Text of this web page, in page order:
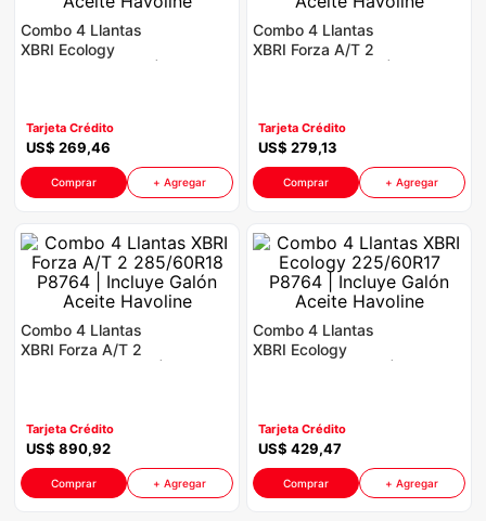
Combo 4 Llantas
XBRI Ecology
Tarjeta Crédito
US$ 269,46
Comprar + Agregar
Combo 4 Llantas
XBRI Forza A/T 2
Tarjeta Crédito
US$ 279,13
Comprar + Agregar
Combo 4 Llantas
XBRI Forza A/T 2
Tarjeta Crédito
US$ 890,92
Comprar + Agregar
Combo 4 Llantas
XBRI Ecology
Tarjeta Crédito
US$ 429,47
Comprar + Agregar
8. iphone
congelador